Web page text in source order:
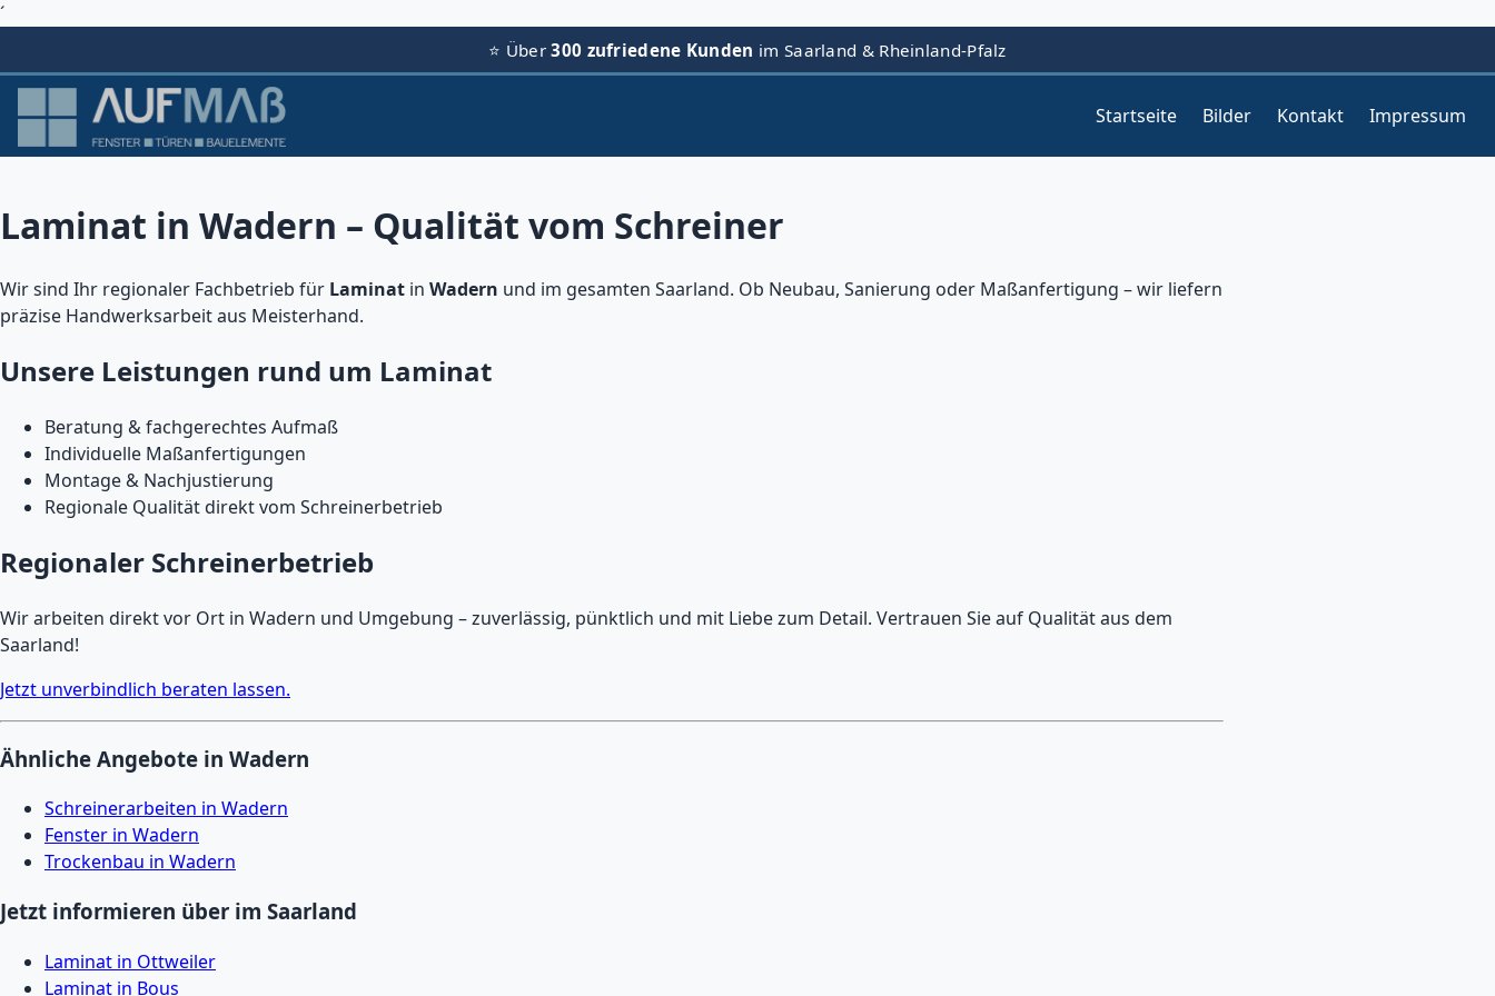
´
⭐ Über300 zufriedene Kunden im Saarland & Rheinland-Pfalz
Startseite Bilder Kontakt Impressum
Laminat in Wadern – Qualität vom Schreiner
Wir sind Ihr regionaler Fachbetrieb für Laminat in Wadern und im gesamten Saarland. Ob Neubau, Sanierung oder Maßanfertigung – wir liefern
präzise Handwerksarbeit aus Meisterhand.
Unsere Leistungen rund um Laminat
Beratung & fachgerechtes Aufmaß
Individuelle Maßanfertigungen
Montage & Nachjustierung
Regionale Qualität direkt vom Schreinerbetrieb
Regionaler Schreinerbetrieb
Wir arbeiten direkt vor Ort in Wadern und Umgebung – zuverlässig, pünktlich und mit Liebe zum Detail. Vertrauen Sie auf Qualität aus dem
Saarland!
Jetzt unverbindlich beraten lassen.
Ähnliche Angebote in Wadern
Schreinerarbeiten in Wadern
Fenster in Wadern
Trockenbau in Wadern
Jetzt informieren über im Saarland
Laminat in Ottweiler
Laminat in Bous